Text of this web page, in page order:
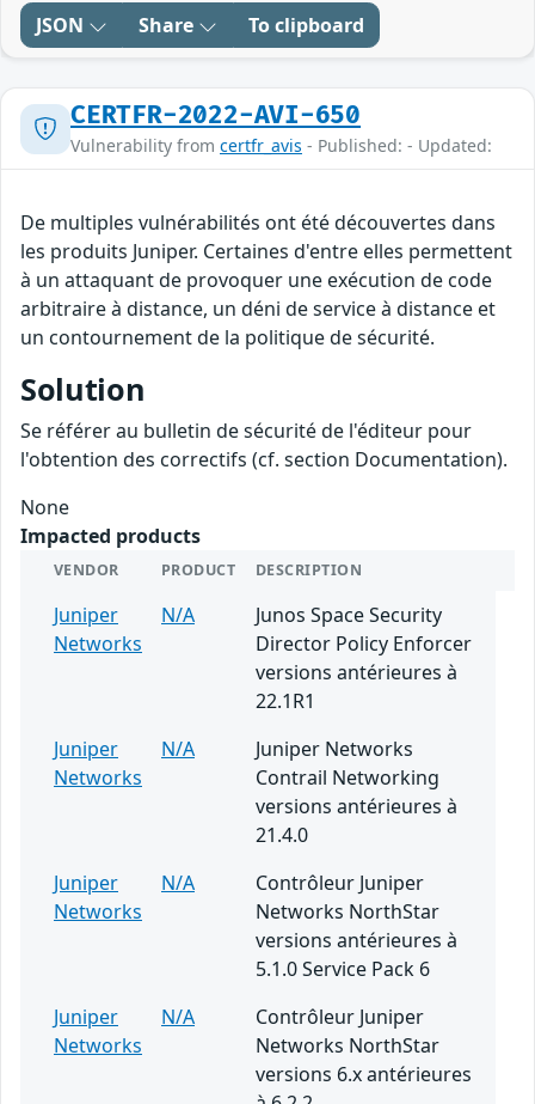
JSON Share To clipboard
CERTFR-2022-AVI-650
Vulnerability from certfr_avis - Published: - Updated:
De multiples vulnérabilités ont été découvertes dans
les produits Juniper. Certaines d'entre elles permettent
à un attaquant de provoquer une exécution de code
arbitraire à distance, un déni de service à distance et
un contournement de la politique de sécurité.
Solution
Se référer au bulletin de sécurité de l'éditeur pour
l'obtention des correctifs (cf. section Documentation).
None
Impacted products
VENDOR PRODUCT DESCRIPTION
Juniper
Networks
N/A
Junos Space Security
Director Policy Enforcer
versions antérieures à
22.1R1
Juniper
Networks
N/A
Juniper Networks
Contrail Networking
versions antérieures à
21.4.0
Juniper
Networks
N/A
Contrôleur Juniper
Networks NorthStar
versions antérieures à
5.1.0 Service Pack 6
Juniper
Networks
N/A
Contrôleur Juniper
Networks NorthStar
versions 6.x antérieures